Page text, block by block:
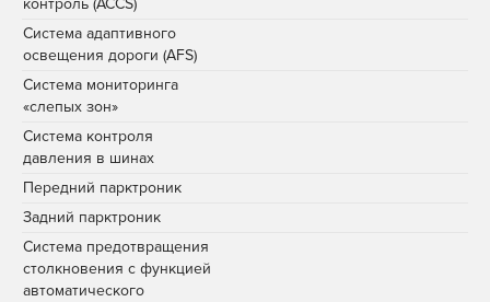
контроль (ACCS)
Система адаптивного
освещения дороги (AFS)
Система мониторинга
«слепых зон»
Система контроля
давления в шинах
Передний парктроник
Задний парктроник
Система предотвращения
столкновения с функцией
автоматического